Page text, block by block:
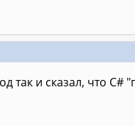
и сказал, что C#